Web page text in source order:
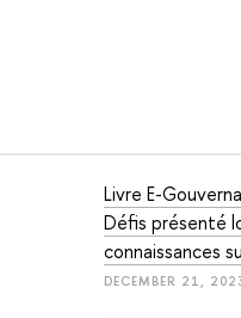
Livre E-
Défis présenté
connaissances
DECEMBER 21,